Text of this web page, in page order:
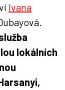
Ivana
lokálních